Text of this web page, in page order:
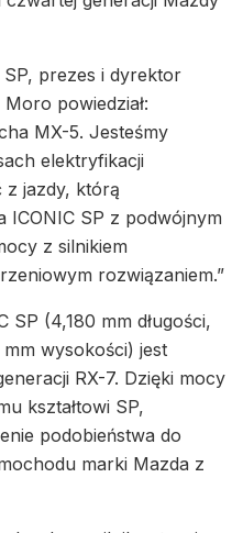
SP, prezes i dyrektor
powiedział:
MX-5. Jesteśmy
elektryfikacji
jazdy, którą
ICONIC SP z podwójnym
z silnikiem
rozwiązaniem.”
SP (4,180 mm długości,
wysokości) jest
RX-7. Dzięki mocy
kształtowi SP,
podobieństwa do
marki Mazda z